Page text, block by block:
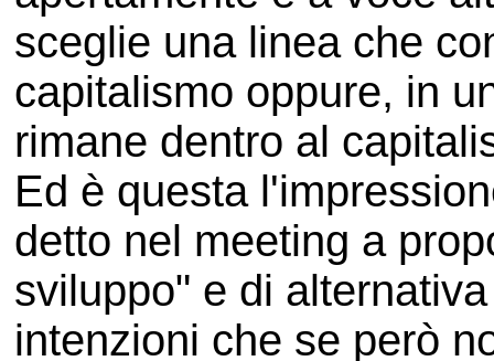
sceglie una linea che
capitalismo oppure, in
rimane dentro al
Ed è questa
detto nel meeting a
sviluppo" e di
intenzioni che se però